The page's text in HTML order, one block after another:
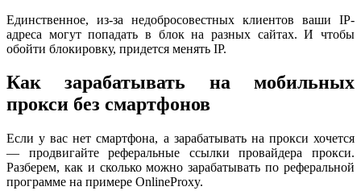
Единственное, из-за недобросовестных клиентов ваши IP-
адреса могут попадать в блок на разных сайтах. И чтобы
обойти блокировку, придется менять IP.
Как зарабатывать на мобильных
прокси без смартфонов
Если у вас нет смартфона, а зарабатывать на прокси хочется
— продвигайте реферальные ссылки провайдера прокси.
Разберем, как и сколько можно зарабатывать по реферальной
программе на примере OnlineProxy.